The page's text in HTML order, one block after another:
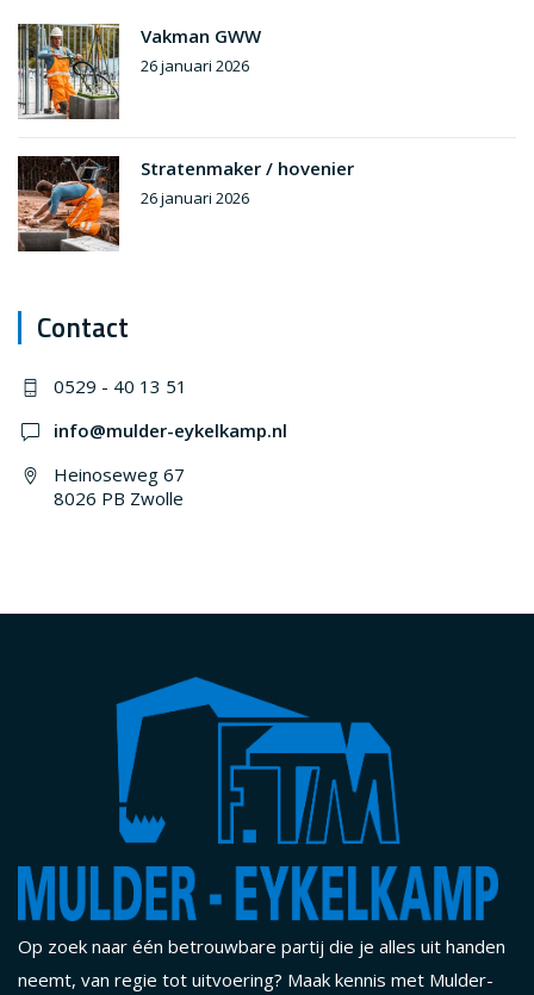
Vakman GWW
26 januari 2026
Stratenmaker / hovenier
26 januari 2026
Contact
0529 - 40 13 51
info@mulder-eykelkamp.nl
Heinoseweg 67
8026 PB Zwolle
Op zoek naar één betrouwbare partij die je alles uit handen
neemt, van regie tot uitvoering? Maak kennis met Mulder-